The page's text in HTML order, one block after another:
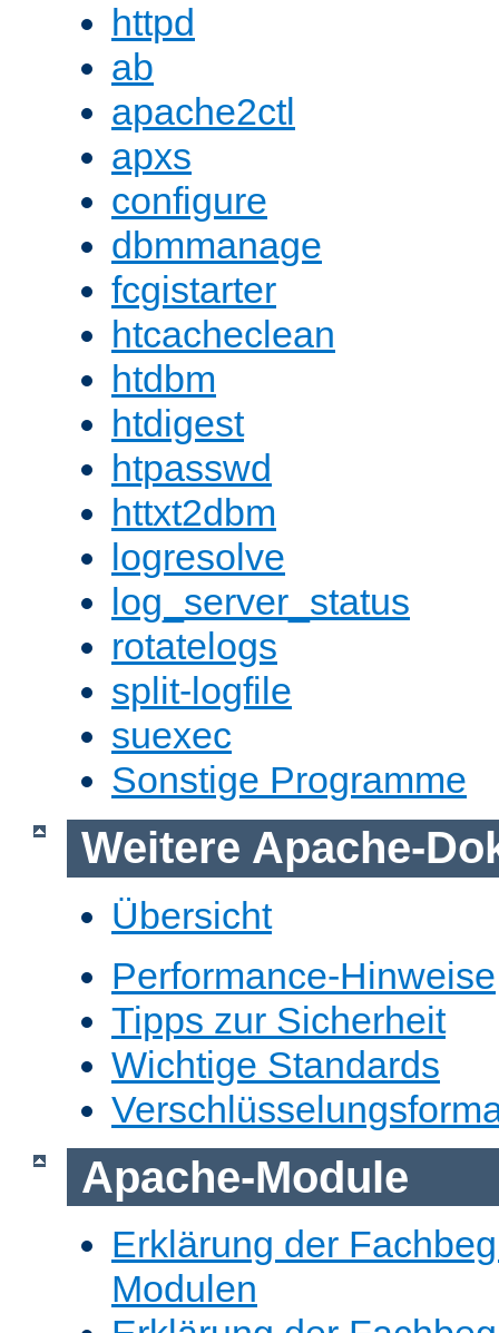
httpd
ab
apache2ctl
apxs
configure
dbmmanage
fcgistarter
htcacheclean
htdbm
htdigest
htpasswd
httxt2dbm
logresolve
log_server_status
rotatelogs
split-logfile
suexec
Sonstige Programme
Weitere Apache-
Übersicht
Performance-Hinweise
Tipps zur Sicherheit
Wichtige Standards
Apache-Module
Erklärung der
Modulen